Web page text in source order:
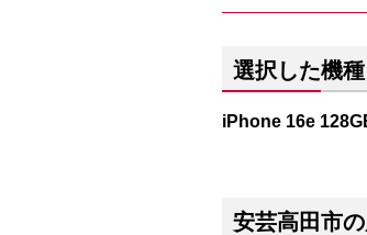
選択した機
iPhone 16e
安芸高田市